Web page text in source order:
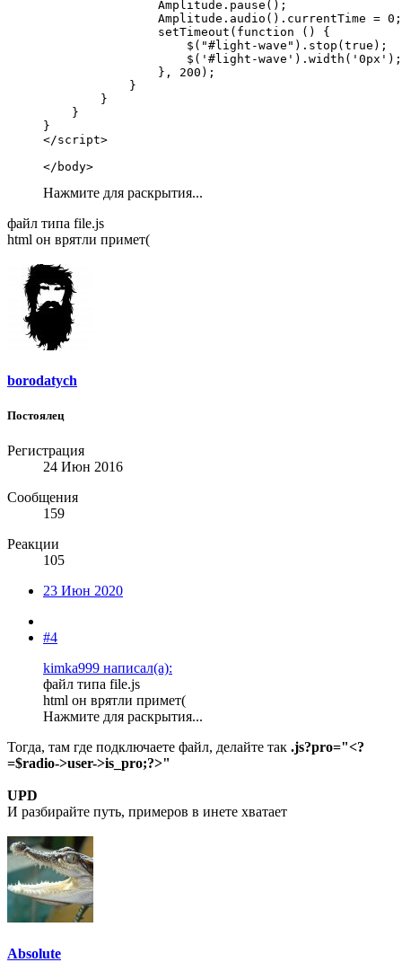
                Amplitude.pause();
                Amplitude.audio().currentTime = 0;
                setTimeout(function () {
                    $("#light-wave").stop(true);
                    $('#light-wave').width('0px');
                }, 200);
            }
        }
    }
}
</script>
</body>
Нажмите для раскрытия...
файл типа file.js
html он врятли примет(
borodatych
Постоялец
Регистрация
24 Июн 2016
Сообщения
159
Реакции
105
23 Июн 2020
#4
kimka999 написал(а):
файл типа file.js
html он врятли примет(
Нажмите для раскрытия...
Тогда, там где подключаете файл, делайте так .js?pro="<?
=$radio->user->is_pro;?>"
UPD
И разбирайте путь, примеров в инете хватает
Absolute